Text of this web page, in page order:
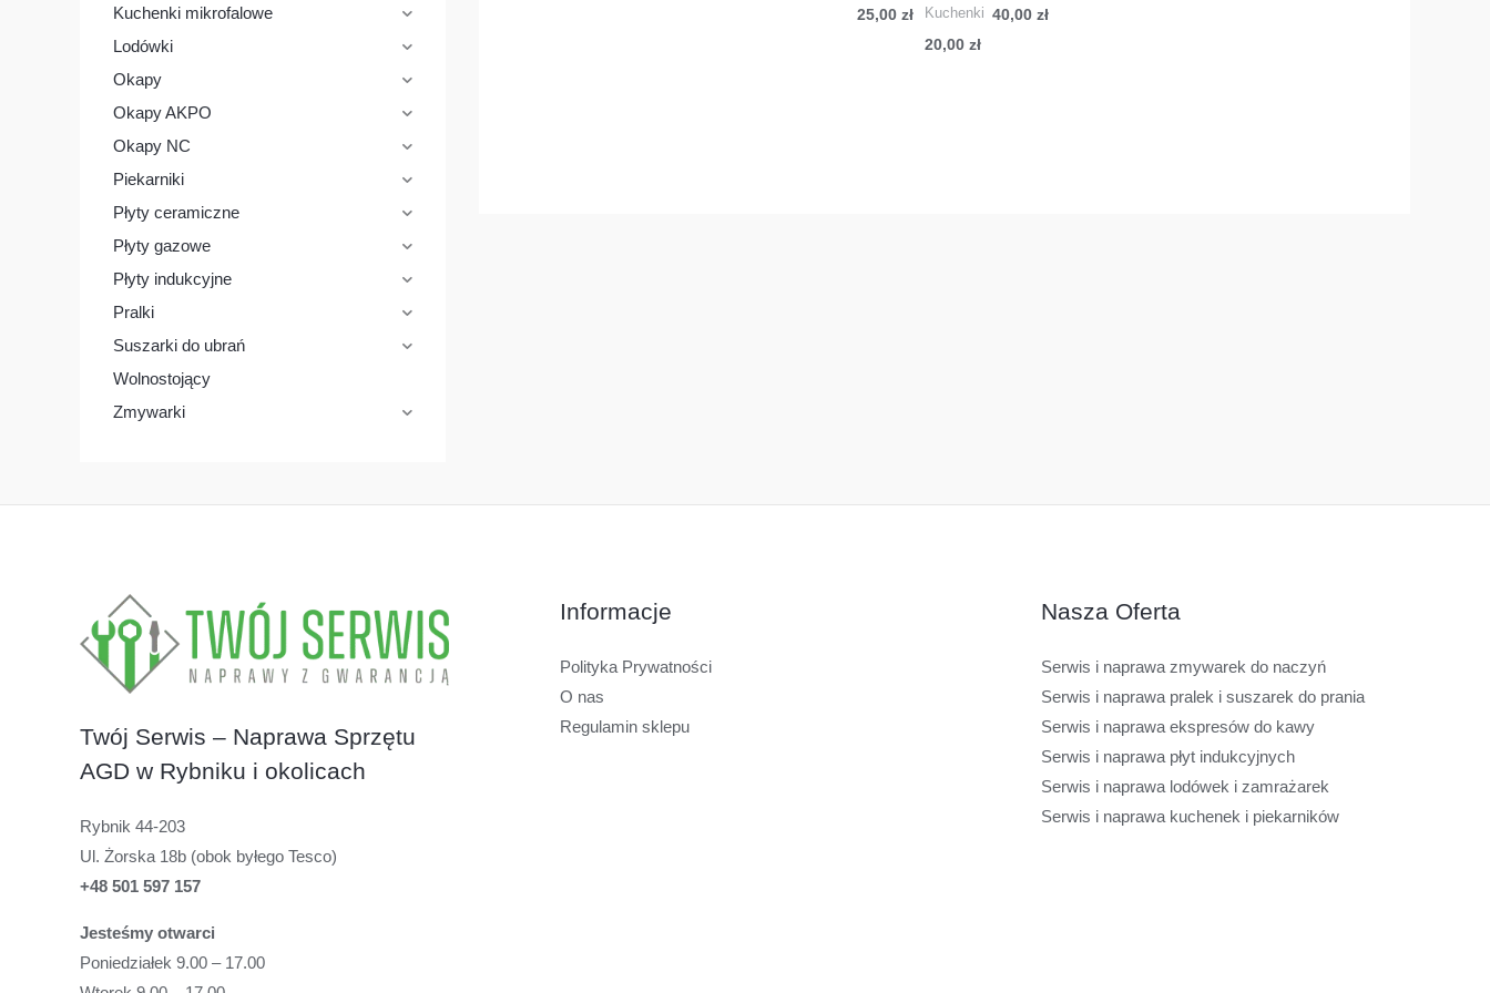
k
t
ó
w
Kuchenki mikrofalowe
Lodówki
Okapy
Okapy AKPO
Okapy NC
Piekarniki
Płyty ceramiczne
Płyty gazowe
Płyty indukcyjne
Pralki
Suszarki do ubrań
Wolnostojący
Zmywarki
25,00zł
Kuchenki
20,00zł
40,00 zł
Twój Serwis – Naprawa Sprzętu
AGD w Rybniku i okolicach
Rybnik 44-203
Ul. Żorska 18b (obok byłego Tesco)
+48 501 597 157
Jesteśmy otwarci
Poniedziałek 9.00 – 17.00
Informacje
Polityka Prywatności
O nas
Regulamin sklepu
Nasza Oferta
Serwis i naprawa zmywarek do naczyń
Serwis i naprawa pralek i suszarek do prania
Serwis i naprawa ekspresów do kawy
Serwis i naprawa płyt indukcyjnych
Serwis i naprawa lodówek i zamrażarek
Serwis i naprawa kuchenek i piekarników